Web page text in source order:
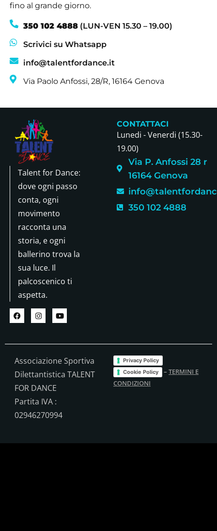
fino al grande giorno.
350 102 4888(LUN-VEN 15.30 – 19.00)
Scrivici su Whatsapp
info@talentfordance.it
Via Paolo Anfossi, 28/R, 16164 Genova
Talent for Dance:
dove ogni passo
conta, ogni
movimento
racconta una
storia, e ogni
ballerino trova la
sua luce. Il
palcoscenico ti
aspetta.
CONTATTACI
Lunedi - Venerdi (15.30-
19.00)
Via P. Anfossi 28 r
16164 Genova
350 102 4888
Associazione Sportiva
Dilettantistica TALENT
FOR DANCE
Partita IVA :
02946270994
Privacy Policy
Cookie Policy
– TERMINI E
CONDIZIONI